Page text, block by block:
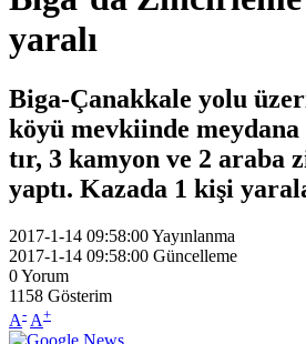
yaralı
Biga-Çanakkale yolu
köyü mevkiinde meydana
tır, 3 kamyon ve 2 araba
yaptı. Kazada 1 kişi
2017-1-14 09:58:00Yayınlanma
2017-1-14 09:58:00 Güncelleme
0Yorum
1158 Gösterim
A- A+